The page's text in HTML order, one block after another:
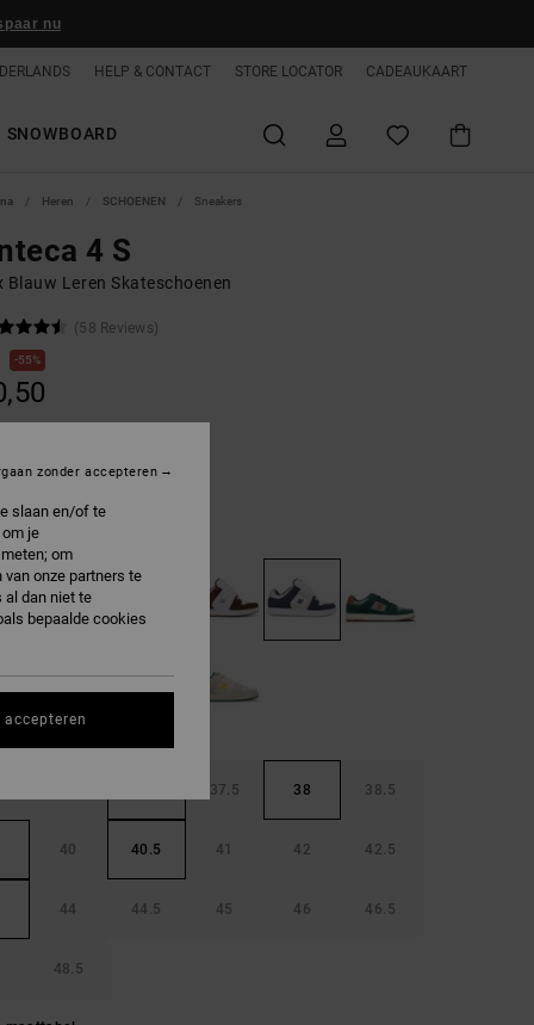
nu
HELP & CONTACT STORE LOCATOR CADEAUKAART
SNOWBOARD
Heren SCHOENEN Sneakers
4 S
Blauw Leren Skateschoenen
(58 Reviews)
55%
off White/white
37.5 38 38.5
40 40.5 41 42 42.5
44 44.5 45 46 46.5
48.5
slaan en/of te
je
om
onze partners te
al dan niet te
bepaalde cookies
zonder accepteren
accepteren